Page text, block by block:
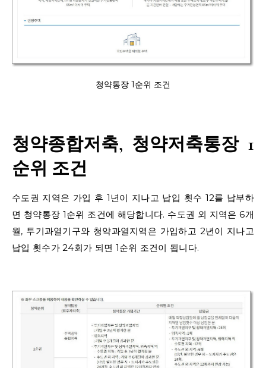
청약통장 1순위 조건
청약종합저축, 청약저축통장 1
순위 조건
수도권 지역은 가입 후 1년이 지나고 납입 횟수 12를 납부하
면 청약통장 1순위 조건에 해당합니다. 수도권 외 지역은 6개
월, 투기과열기구와 청약과열지역은 가입하고 2년이 지나고
납입 횟수가 24회가 되면 1순위 조건이 됩니다.